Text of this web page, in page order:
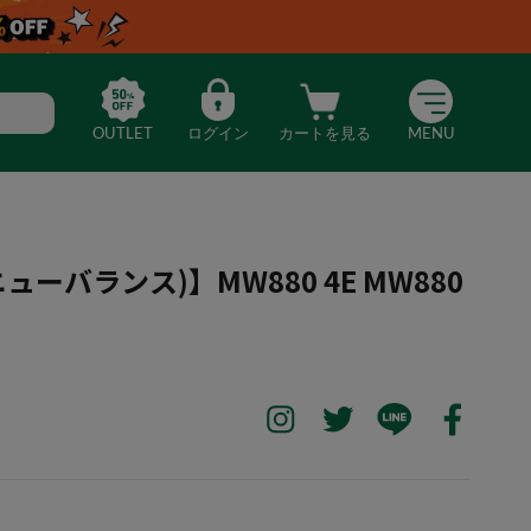
OUTLET ログイン カートを見る MENU
ーバランス)】MW880 4E MW880